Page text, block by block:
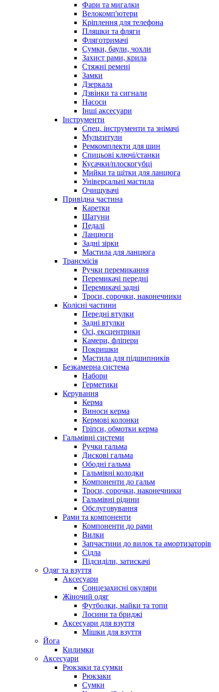
Фари та мигалки
Велокомп'ютери
Кріплення для телефона
Пляшки та фляги
Фляготримачі
Сумки, баули, чохли
Захист рами, крила
Стяжні ремені
Замки
Дзеркала
Дзвінки та сигнали
Насоси
Інші аксесуари
Інструменти
Спец. інструменти та знімачі
Мультитули
Ремкомплекти для шин
Спицьові ключі/станки
Кусачки/плоскогубці
Мийки та щітки для ланцюга
Універсальні мастила
Очищувачі
Привідна частина
Каретки
Шатуни
Педалі
Ланцюги
Задні зірки
Мастила для ланцюга
Трансмісія
Ручки перемикання
Перемикачі передні
Перемикачі задні
Троси, сорочки, наконечники
Колісні частини
Передні втулки
Задні втулки
Осі, ексцентрики
Камери, фліпери
Покришки
Мастила для підшипників
Безкамерна система
Набори
Герметики
Керування
Керма
Виноси керма
Кермові колонки
Гріпси, обмотки керма
Гальмівні системи
Ручки гальма
Дискові гальма
Ободні гальма
Гальмівні колодки
Компоненти до гальм
Троси, сорочки, наконечники
Гальмівні рідини
Обслуговування
Рами та компоненти
Компоненти до рами
Вилки
Запчастини до вилок та амортизаторів
Сідла
Підсиділи, затискачі
Одяг та взуття
Аксесуари
Сонцезахисні окуляри
Жіночий одяг
Футболки, майки та топи
Лосини та бриджі
Аксесуари для взуття
Мішки для взуття
Йога
Килимки
Аксесуари
Рюкзаки та сумки
Рюкзаки
Сумки